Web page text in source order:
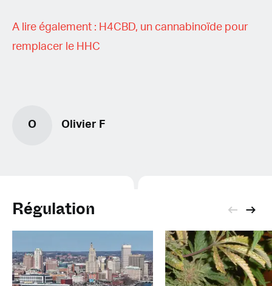
A lire également : H4CBD, un cannabinoïde pour
remplacer le HHC
O Olivier F
Régulation